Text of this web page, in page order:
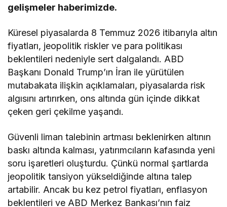
gelişmeler haberimizde.
Küresel piyasalarda 8 Temmuz 2026 itibarıyla altın
fiyatları, jeopolitik riskler ve para politikası
beklentileri nedeniyle sert dalgalandı. ABD
Başkanı Donald Trump’ın İran ile yürütülen
mutabakata ilişkin açıklamaları, piyasalarda risk
algısını artırırken, ons altında gün içinde dikkat
çeken geri çekilme yaşandı.
Güvenli liman talebinin artması beklenirken altının
baskı altında kalması, yatırımcıların kafasında yeni
soru işaretleri oluşturdu. Çünkü normal şartlarda
jeopolitik tansiyon yükseldiğinde altına talep
artabilir. Ancak bu kez petrol fiyatları, enflasyon
beklentileri ve ABD Merkez Bankası’nın faiz